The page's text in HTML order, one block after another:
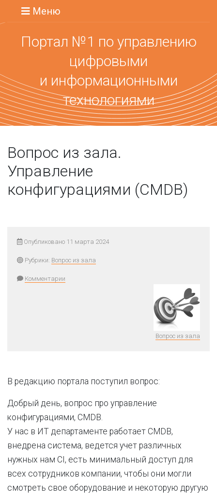
Меню
Портал №1 по управлению
цифровыми
и информационными
технологиями
Вопрос из зала.
Управление
конфигурациями (CMDB)
Опубликовано 11 марта 2024
Рубрики: Вопрос из зала
Комментарии
Вопрос из зала
В редакцию портала поступил вопрос:
Добрый день, вопрос про управление
конфигурациями, CMDB.
У нас в ИТ департаменте работает CMDB,
внедрена система, ведется учет различных
нужных нам CI, есть минимальный доступ для
всех сотрудников компании, чтобы они могли
смотреть свое оборудование и некоторую другую